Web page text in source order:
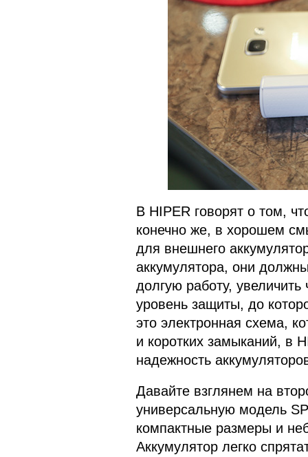
В HIPER говорят о том,
конечно же, в хорошем
для внешнего
аккумулятора, они
долгую работу,
уровень защиты, до
это электронная схема,
и коротких замыканий, в
надежность
Давайте взглянем на
универсальную модель
компактные размеры и
Аккумулятор легко